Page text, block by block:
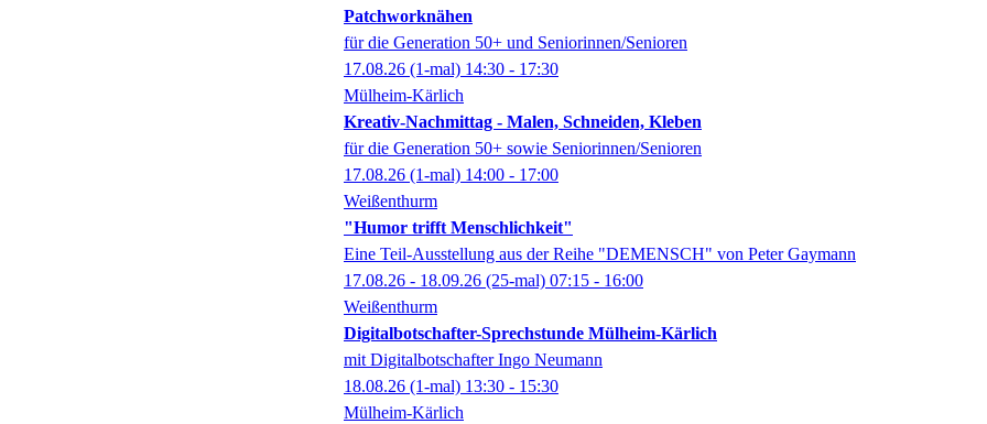
Patchworknähen
für die Generation 50+ und Seniorinnen/Senioren
17.08.26 (1-mal) 14:30 - 17:30
Mülheim-Kärlich
Kreativ-Nachmittag - Malen, Schneiden, Kleben
für die Generation 50+ sowie Seniorinnen/Senioren
17.08.26 (1-mal) 14:00 - 17:00
Weißenthurm
"Humor trifft Menschlichkeit"
Eine Teil-Ausstellung aus der Reihe "DEMENSCH" von Peter Gaymann
17.08.26 - 18.09.26 (25-mal) 07:15 - 16:00
Weißenthurm
Digitalbotschafter-Sprechstunde Mülheim-Kärlich
mit Digitalbotschafter Ingo Neumann
18.08.26 (1-mal) 13:30 - 15:30
Mülheim-Kärlich